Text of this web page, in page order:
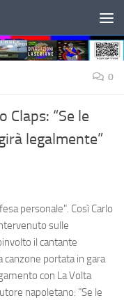
0
Claps: “Se le
legalmente”
personale". Così Carlo
sulle
il cantante
canzone portata in gara
con La Volta
napoletano: "Se le